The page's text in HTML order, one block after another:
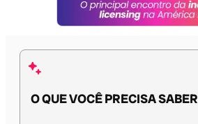
O QUE VOCÊ PRECISA SABER